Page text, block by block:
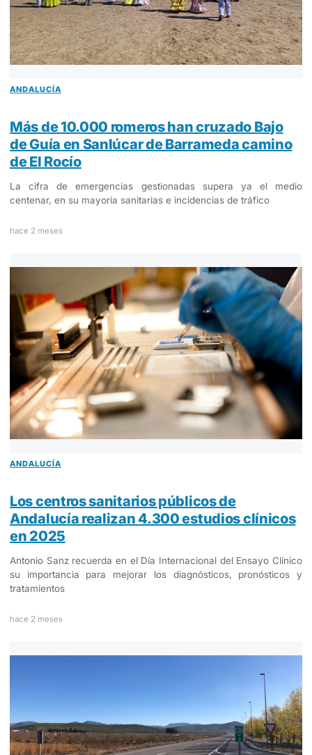
ANDALUCÍA
Más de 10.000 romeros han cruzado Bajo
de Guía en Sanlúcar de Barrameda camino
de El Rocío
La cifra de emergencias gestionadas supera ya el medio
centenar, en su mayoría sanitarias e incidencias de tráfico
hace 2 meses
ANDALUCÍA
Los centros sanitarios públicos de
Andalucía realizan 4.300 estudios clínicos
en 2025
Antonio Sanz recuerda en el Día Internacional del Ensayo Clínico
su importancia para mejorar los diagnósticos, pronósticos y
tratamientos
hace 2 meses